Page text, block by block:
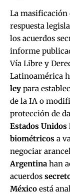
La masificación
respuesta
los acuerdos
informe
Vía Libre y
Latinoamérica
ley para
de la IA o
protección de
Estados
biométricos a
negociar
Argentina han
acuerdos
México está